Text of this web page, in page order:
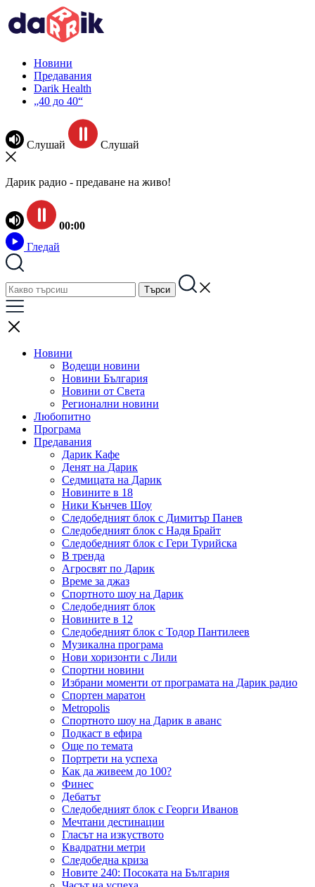
Новини
Предавания
Darik Health
„40 до 40“
Слушай Слушай
Дарик радио - предаване на живо!
00:00
Гледай
Новини
Водещи новини
Новини България
Новини от Света
Регионални новини
Любопитно
Програма
Предавания
Дарик Кафе
Денят на Дарик
Седмицата на Дарик
Новините в 18
Ники Кънчев Шоу
Следобедният блок с Димитър Панев
Следобедният блок с Надя Брайт
Следобедният блок с Гери Турийска
В тренда
Агросвят по Дарик
Време за джаз
Спортното шоу на Дарик
Следобедният блок
Новините в 12
Следобедният блок с Тодор Пантилеев
Музикална програма
Нови хоризонти с Лили
Спортни новини
Избрани моменти от програмата на Дарик радио
Спортен маратон
Metropolis
Спортното шоу на Дарик в аванс
Подкаст в ефира
Още по темата
Портрети на успеха
Как да живеем до 100?
Финес
Дебатът
Следобедният блок с Георги Иванов
Мечтани дестинации
Гласът на изкуството
Квадратни метри
Следобедна криза
Новите 240: Посоката на България